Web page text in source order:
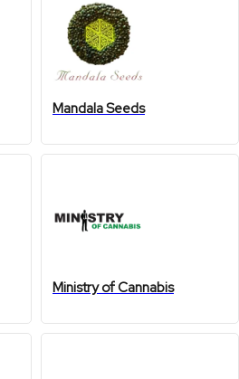
Mandala Seeds
Ministry of Cannabis